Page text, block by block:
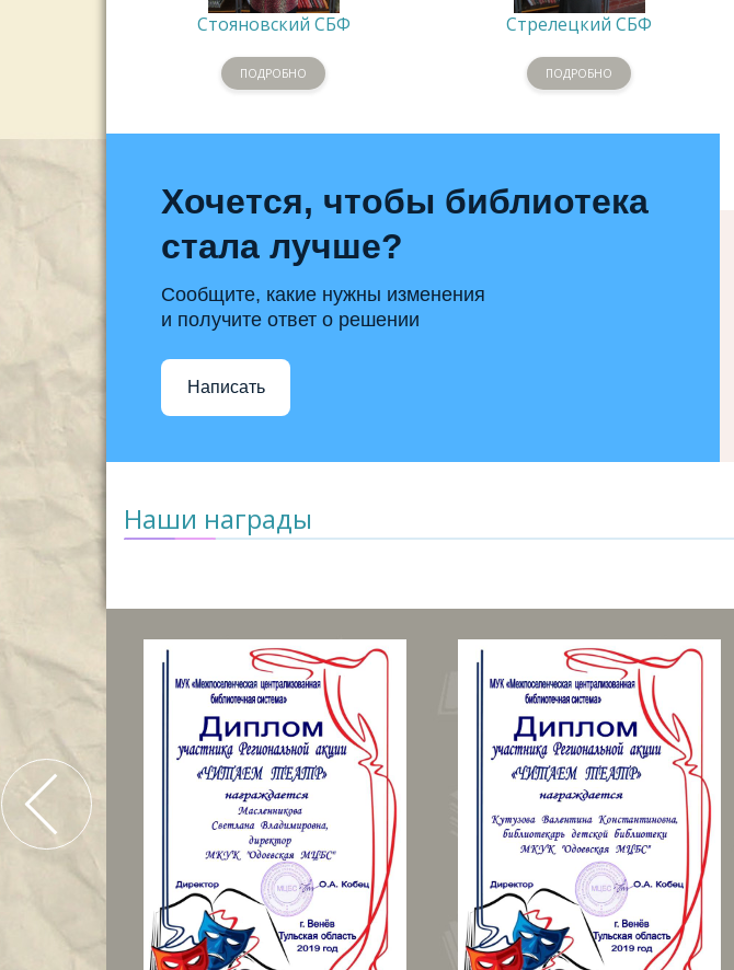
Стояновский СБФ
ПОДРОБНО
Стрелецкий СБФ
ПОДРОБНО
Хочется, чтобы библиотека
стала лучше?
Сообщите, какие нужны изменения
и получите ответ о решении
Написать
Наши награды